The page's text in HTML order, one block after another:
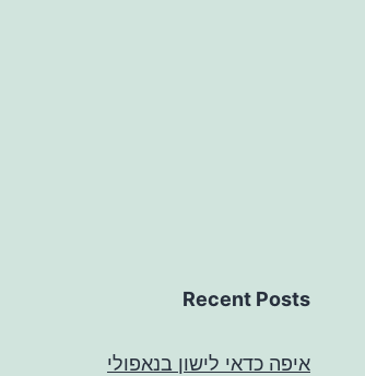
Recent Posts
איפה כדאי לישון בנאפולי